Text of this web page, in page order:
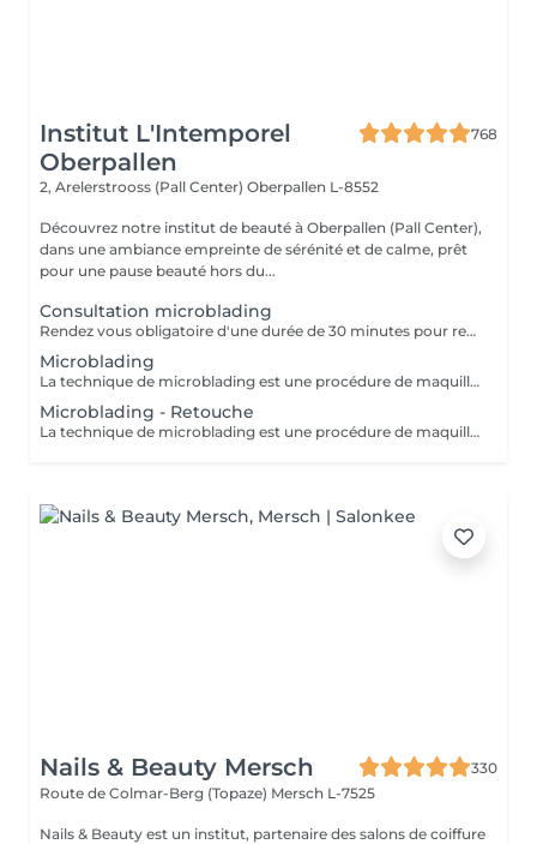
Institut L'Intemporel
Oberpallen
768
2, Arelerstrooss (Pall Center) Oberpallen L-8552
Découvrez notre institut de beauté à Oberpallen (Pall Center),
dans une ambiance empreinte de sérénité et de calme, prêt
pour une pause beauté hors du...
Consultation microblading
Rendez vous obligatoire d'une durée de 30 minutes pour remplir un questionnaire médical, explication du traitement, observation de la forme des sourcils et pouvoir répondre à vos éventuelles questions. l'acompte sera restitué entièrement lors de votre venue, si vous n'annulez pas il sera conservé.
Microblading
La technique de microblading est une procédure de maquillage semi permanent réalisé entièrement à la main à l'aide d'un "stylo" muni de micro-aiguilles. La praticienne dessine poil à poil l'ensemble du sourcil afin de redonner au regard toute son intensité et sa ligne naturelle. Cette technique permet de redessiner entièrement un sourcil soit de combler les éventuels trous. Un résultat des plus naturel grâce à la finesse de la lame et donc au dessin de chaque poil. Effet trompe l'il garanti!
Microblading - Retouche
La technique de microblading est une procédure de maquillage semi permanent réalisé entièrement à la main à l'aide d'un "stylo" muni de micro-aiguilles. La praticienne dessine poil à poil l'ensemble du sourcil afin de redonner au regard toute son intensité et sa ligne naturelle. Cette technique permet de redessiner entièrement un sourcil soit de combler les éventuels trous. Un résultat des plus naturel grâce à la finesse de la lame et donc au dessin de chaque poil. Effet trompe l'il garanti!
Nails & Beauty Mersch
330
Route de Colmar-Berg (Topaze) Mersch L-7525
Nails & Beauty est un institut, partenaire des salons de coiffure